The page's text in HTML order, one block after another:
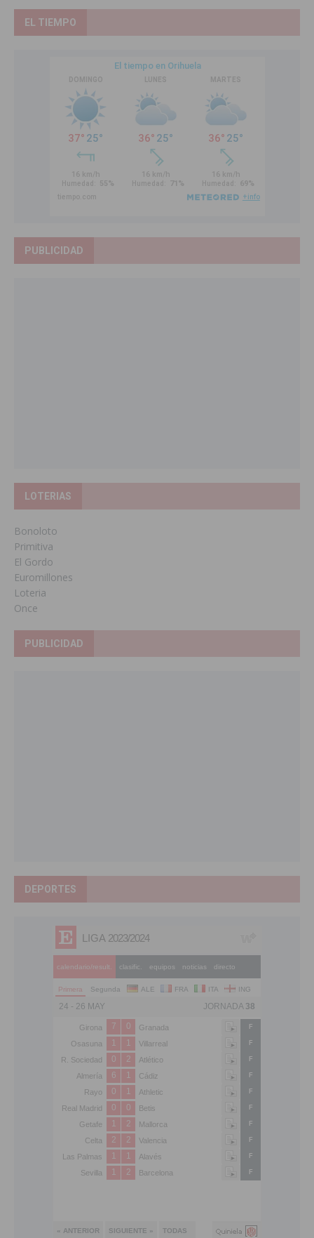
EL TIEMPO
PUBLICIDAD
LOTERIAS
Bonoloto
Primitiva
El Gordo
Euromillones
Loteria
Once
PUBLICIDAD
DEPORTES